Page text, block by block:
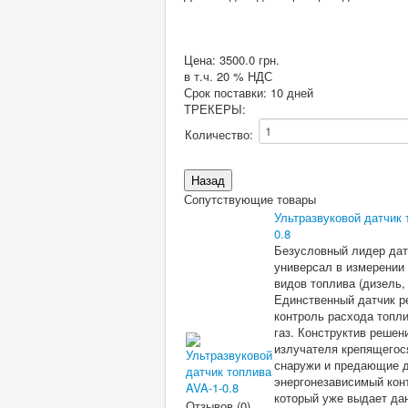
Цена: 3500.0 грн.
в т.ч. 20 % НДС
Срок поставки: 10 дней
ТРЕКЕРЫ:
Количество:
Сопутствующие товары
Ультразвуковой датчик
0.8
Безусловный лидер
универсал в
видов топлива (дизель,
Единственный датчик
контроль расхода
газ. Конструктив
излучателя
снаружи и предающие
энергонезависимый
который уже выдает